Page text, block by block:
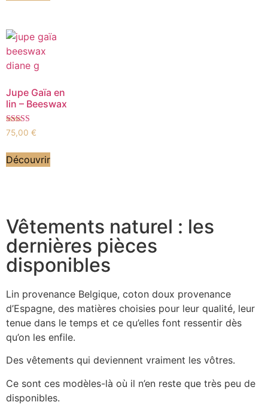
Jupe Gaïa en
lin – Beeswax
Note
5.00
75,00 €
Découvrir
Vêtements naturel : les
dernières pièces
disponibles
Lin provenance Belgique, coton doux provenance
d’Espagne, des matières choisies pour leur qualité, leur
tenue dans le temps et ce qu’elles font ressentir dès
qu’on les enfile.
Des vêtements qui deviennent vraiment les vôtres.
Ce sont ces modèles-là où il n’en reste que très peu de
disponibles.